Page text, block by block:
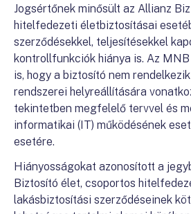
Jogsértőnek minősült az Allianz
hitelfedezeti életbiztosításai
szerződésekkel, teljesítésekkel
kontrollfunkciók hiánya is. Az
is, hogy a biztosító nem
rendszerei helyreállítására
tekintetben megfelelő tervvel és
informatikai (IT) működésének
esetére.
Hiányosságokat azonosított a
Biztosító élet, csoportos
lakásbiztosítási szerződéseinek